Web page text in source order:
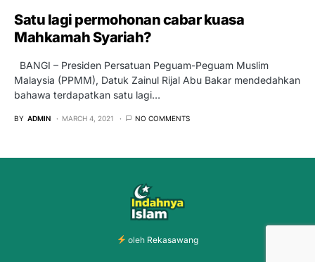
Satu lagi permohonan cabar kuasa
Mahkamah Syariah?
BANGI – Presiden Persatuan Peguam-Peguam Muslim
Malaysia (PPMM), Datuk Zainul Rijal Abu Bakar mendedahkan
bahawa terdapatkan satu lagi…
BY ADMIN MARCH 4, 2021 NO COMMENTS
oleh Rekasawang